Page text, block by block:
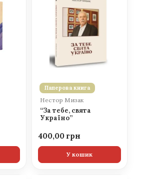
Паперова книга
Нестор Мизак
“За тебе, свята
Україно”
400,00
У кошик